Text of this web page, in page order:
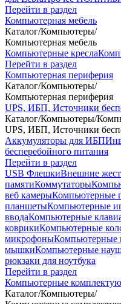
Перейти в раздел
Компьютерная мебель
Каталог/Компьютеры/
Компьютерная мебель
Компьютерные кресла
Перейти в раздел
Компьютерная периферия
Каталог/Компьютеры/
Компьютерная периферия
UPS, ИБП, Источники
Каталог/Компьютеры/
UPS, ИБП, Источники
Аккумуляторы для ИБП
бесперебойного питания
Перейти в раздел
USB ФлешкиВнешние
памятиКоммутаторы
веб камерыКомпьютерные
планшетыКомпьютерные
вводаКомпьютерные
коврикиКомпьютерные
микрофоныКомпьютерные
мышкиКомпьютерные
рюкзаки для ноутбука
Перейти в раздел
Компьютерные
Каталог/Компьютеры/